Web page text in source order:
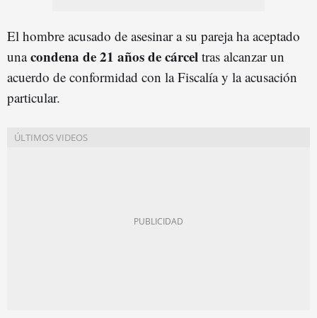
El hombre acusado de asesinar a su pareja ha aceptado
unacondena de 21 años de cárcel tras alcanzar un
acuerdo de conformidad con la Fiscalía y la acusación
particular.